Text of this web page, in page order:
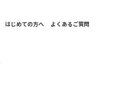
はじめての方へ よくあるご質問